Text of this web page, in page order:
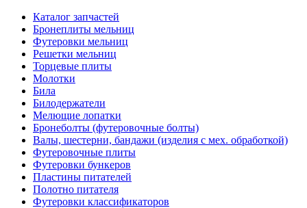
Каталог запчастей
Бронеплиты мельниц
Футеровки мельниц
Решетки мельниц
Торцевые плиты
Молотки
Била
Билодержатели
Мелющие лопатки
Бронеболты (футеровочные болты)
Валы, шестерни, бандажи (изделия с мех. обработкой)
Футеровочные плиты
Футеровки бункеров
Пластины питателей
Полотно питателя
Футеровки классификаторов